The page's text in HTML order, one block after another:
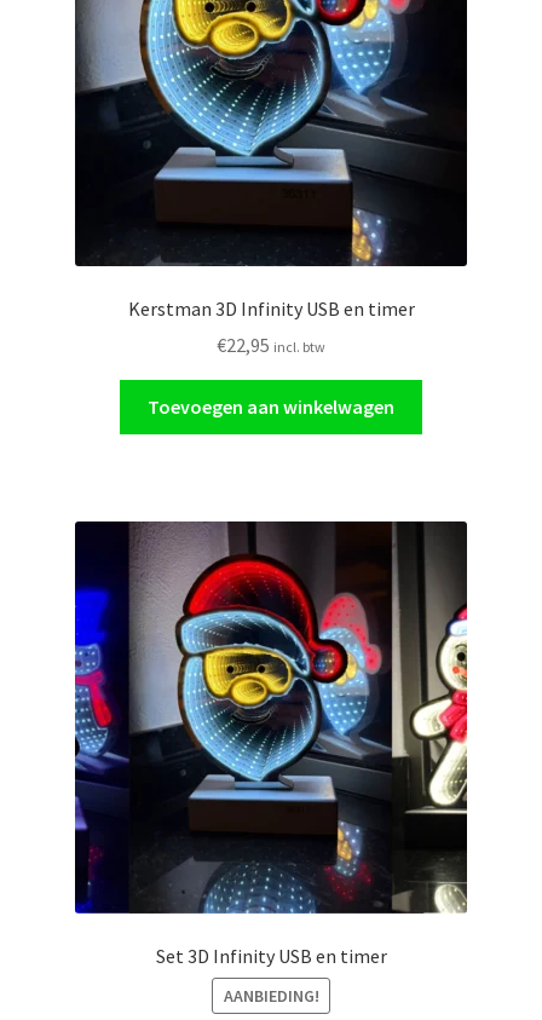
Ornamenten
Kerstman 3D Infinity USB en timer
€22,95 incl. btw
Toevoegen aan winkelwagen
Set 3D Infinity USB en timer
AANBIEDING!